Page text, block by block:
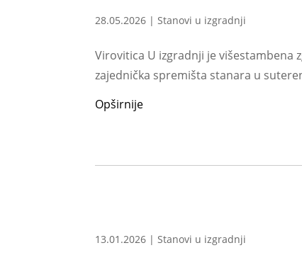
28.05.2026 |Stanovi u izgradnji
Virovitica U izgradnji je višestambena
zajednička spremišta stanara u
Opširnije
13.01.2026 |Stanovi u izgradnji